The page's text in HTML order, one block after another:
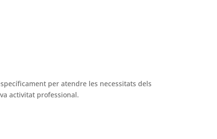
per atendre les necessitats dels
activitat professional.